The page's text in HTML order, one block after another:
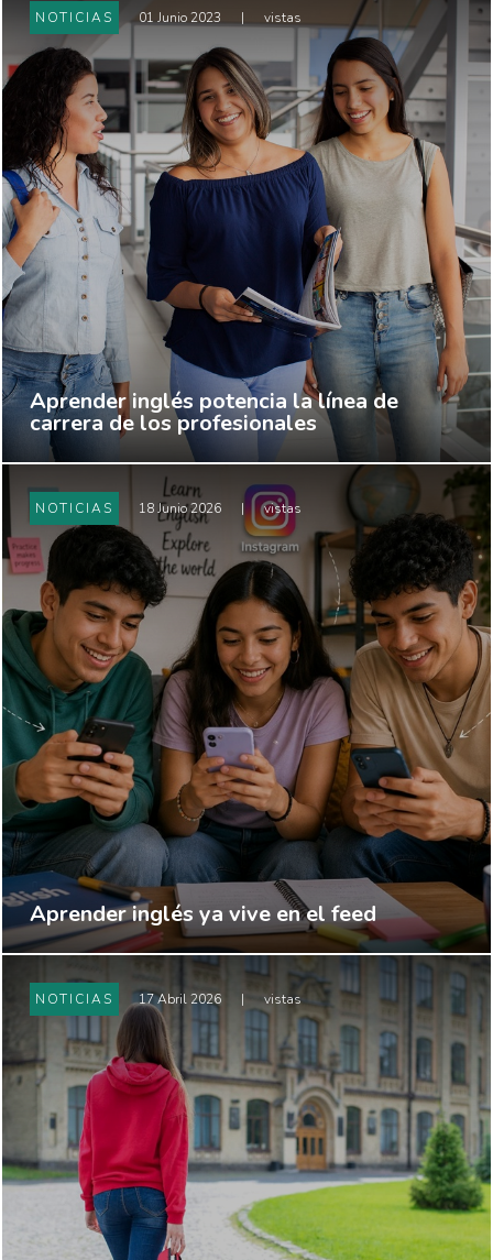
NOTICIAS 01 Junio 2023 | vistas
Aprender inglés potencia la línea de
carrera de los profesionales
NOTICIAS 18 Junio 2026 | vistas
Aprender inglés ya vive en el feed
NOTICIAS 17 Abril 2026 | vistas